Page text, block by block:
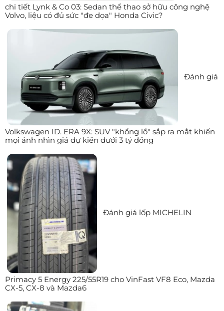
chi tiết Lynk & Co 03: Sedan thể thao sở hữu công nghệ
Volvo, liệu có đủ sức "đe dọa" Honda Civic?
Đánh giá
Volkswagen ID. ERA 9X: SUV "khổng lồ" sắp ra mắt khiến
mọi ánh nhìn giá dự kiến dưới 3 tỷ đồng
Đánh giá lốp MICHELIN
Primacy 5 Energy 225/55R19 cho VinFast VF8 Eco, Mazda
CX-5, CX-8 và Mazda6